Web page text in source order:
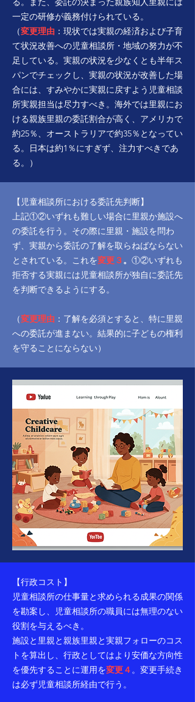
一定の研修が義務付けられている。
（変更理由 ：現状では実親の経済および子育
て状況改善への児童相談所・地域の努力が不
足している。実親の状況を少なくとも半年ス
パンでチェックし、実親の状況が改善した場
合には、すみやかに実親に戻すよう児童相談
所実親担当は尽力すべき。海外では里親にお
ける親族里親の委託割合が高く、アメリカで
約25％、オーストラリアで約35％となってい
る。日本は約1％にすぎず、注力すべきであ
る。）
【児童相談所における委託先判断】
上記①②いずれも難しい場合に里親か施設へ
の委託を行う。その際に里親・施設を問わ
ず、実親から委託の了解を取らねばならない
とされている。これを変更３ 。 ①②いずれも
拒否する実親には児童相談所が独自に委託先
を判断できるようにする。
（変更理由 ：了解を必須とすると、特に里親
への委託が進まない。結果的に子どもの権利
を守ることにならない）
【行政コスト】
児童相談所の仕事量と求められる成果の関係
を勘案し、児童相談所の職員には無理のない
役割を与えるべき。
施設と里親と親族里親と実親フォローのコス
トを算出し、行政としてはより安価な方向性
を優先することに運用を変更４。変更手続き
は必ず児童相談所経由で行う。